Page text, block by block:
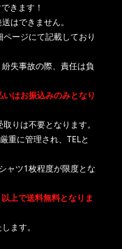
きます！
はできません。
ージにて記載しており
失事故の際、責任は負
はお振込みのみとなり
りは不要となります。
重に管理され、TELと
ャツ1枚程度が限度とな
上で送料無料となりま
ます。